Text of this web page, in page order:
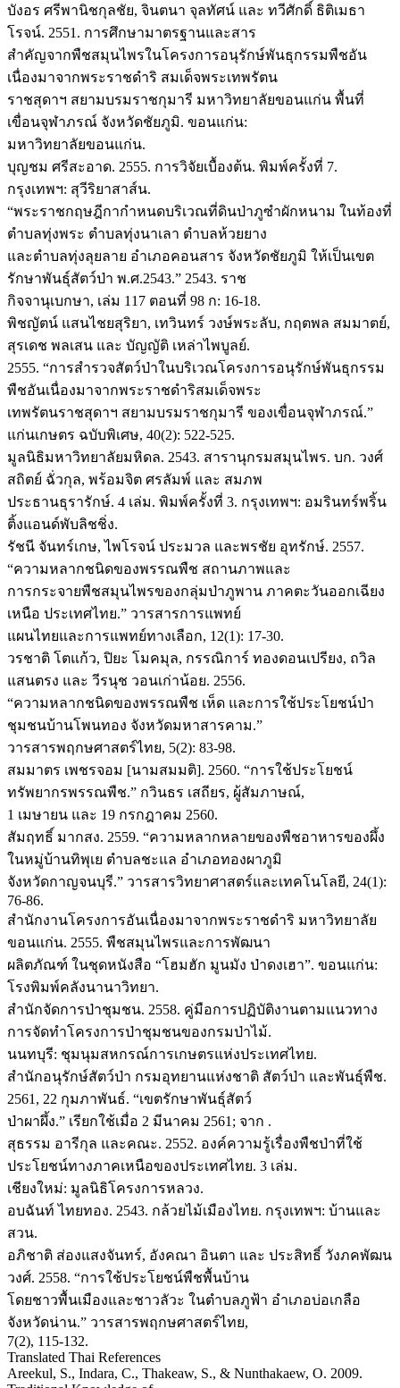
บังอร ศรีพานิชกุลชัย, จินตนา จุลทัศน์ และ ทวีศักดิ์ ธิติเมธา
โรจน์. 2551. การศึกษามาตรฐานและสาร
สำคัญจากพืชสมุนไพรในโครงการอนุรักษ์พันธุกรรมพืชอัน
เนื่องมาจากพระราชดำริ สมเด็จพระเทพรัตน
ราชสุดาฯ สยามบรมราชกุมารี มหาวิทยาลัยขอนแก่น พื้นที่
เขื่อนจุฬาภรณ์ จังหวัดชัยภูมิ. ขอนแก่น:
มหาวิทยาลัยขอนแก่น.
บุญชม ศรีสะอาด. 2555. การวิจัยเบื้องต้น. พิมพ์ครั้งที่ 7.
กรุงเทพฯ: สุวีริยาสาส์น.
“พระราชกฤษฎีกากำหนดบริเวณที่ดินป่าภูซำผักหนาม ในท้องที่
ตำบลทุ่งพระ ตำบลทุ่งนาเลา ตำบลห้วยยาง
และตำบลทุ่งลุยลาย อำเภอคอนสาร จังหวัดชัยภูมิ ให้เป็นเขต
รักษาพันธุ์สัตว์ป่า พ.ศ.2543.” 2543. ราช
กิจจานุเบกษา, เล่ม 117 ตอนที่ 98 ก: 16-18.
พิชญัตน์ แสนไชยสุริยา, เทวินทร์ วงษ์พระลับ, กฤตพล สมมาตย์,
สุรเดช พลเสน และ บัญญัติ เหล่าไพบูลย์.
2555. “การสำรวจสัตว์ป่าในบริเวณโครงการอนุรักษ์พันธุกรรม
พืชอันเนื่องมาจากพระราชดำริสมเด็จพระ
เทพรัตนราชสุดาฯ สยามบรมราชกุมารี ของเขื่อนจุฬาภรณ์.”
แก่นเกษตร ฉบับพิเศษ, 40(2): 522-525.
มูลนิธิมหาวิทยาลัยมหิดล. 2543. สารานุกรมสมุนไพร. บก. วงศ์
สถิตย์ ฉั่วกุล, พร้อมจิต ศรลัมพ์ และ สมภพ
ประธานธุรารักษ์. 4 เล่ม. พิมพ์ครั้งที่ 3. กรุงเทพฯ: อมรินทร์พริ้น
ติ้งแอนด์พับลิชชิ่ง.
รัชนี จันทร์เกษ, ไพโรจน์ ประมวล และพรชัย อุทรักษ์. 2557.
“ความหลากชนิดของพรรณพืช สถานภาพและ
การกระจายพืชสมุนไพรของกลุ่มป่าภูพาน ภาคตะวันออกเฉียง
เหนือ ประเทศไทย.” วารสารการแพทย์
แผนไทยและการแพทย์ทางเลือก, 12(1): 17-30.
วรชาติ โตแก้ว, ปิยะ โมคมุล, กรรณิการ์ ทองดอนเปรียง, ถวิล
แสนตรง และ วีรนุช วอนเก่าน้อย. 2556.
“ความหลากชนิดของพรรณพืช เห็ด และการใช้ประโยชน์ป่า
ชุมชนบ้านโพนทอง จังหวัดมหาสารคาม.”
วารสารพฤกษศาสตร์ไทย, 5(2): 83-98.
สมมาตร เพชรจอม [นามสมมติ]. 2560. “การใช้ประโยชน์
ทรัพยากรพรรณพืช.” กวินธร เสถียร, ผู้สัมภาษณ์,
1 เมษายน และ 19 กรกฎาคม 2560.
สัมฤทธิ์ มากสง. 2559. “ความหลากหลายของพืชอาหารของผึ้ง
ในหมู่บ้านทิพุเย ตำบลชะแล อำเภอทองผาภูมิ
จังหวัดกาญจนบุรี.” วารสารวิทยาศาสตร์และเทคโนโลยี, 24(1):
76-86.
สำนักงานโครงการอันเนื่องมาจากพระราชดำริ มหาวิทยาลัย
ขอนแก่น. 2555. พืชสมุนไพรและการพัฒนา
ผลิตภัณฑ์ ในชุดหนังสือ “โฮมฮัก มูนมัง ป่าดงเฮา”. ขอนแก่น:
โรงพิมพ์คลังนานาวิทยา.
สำนักจัดการป่าชุมชน. 2558. คู่มือการปฏิบัติงานตามแนวทาง
การจัดทำโครงการป่าชุมชนของกรมป่าไม้.
นนทบุรี: ชุมนุมสหกรณ์การเกษตรแห่งประเทศไทย.
สำนักอนุรักษ์สัตว์ป่า กรมอุทยานแห่งชาติ สัตว์ป่า และพันธุ์พืช.
2561, 22 กุมภาพันธ์. “เขตรักษาพันธุ์สัตว์
ป่าผาผึ้ง.” เรียกใช้เมื่อ 2 มีนาคม 2561; จาก .
สุธรรม อารีกุล และคณะ. 2552. องค์ความรู้เรื่องพืชป่าที่ใช้
ประโยชน์ทางภาคเหนือของประเทศไทย. 3 เล่ม.
เชียงใหม่: มูลนิธิโครงการหลวง.
อบฉันท์ ไทยทอง. 2543. กล้วยไม้เมืองไทย. กรุงเทพฯ: บ้านและ
สวน.
อภิชาติ ส่องแสงจันทร์, อังคณา อินตา และ ประสิทธิ์ วังภคพัฒน
วงศ์. 2558. “การใช้ประโยชน์พืชพื้นบ้าน
โดยชาวพื้นเมืองและชาวลัวะ ในตำบลภูฟ้า อำเภอบ่อเกลือ
จังหวัดน่าน.” วารสารพฤกษศาสตร์ไทย,
7(2), 115-132.
Translated Thai References
Areekul, S., Indara, C., Thakeaw, S., & Nunthakaew, O. 2009.